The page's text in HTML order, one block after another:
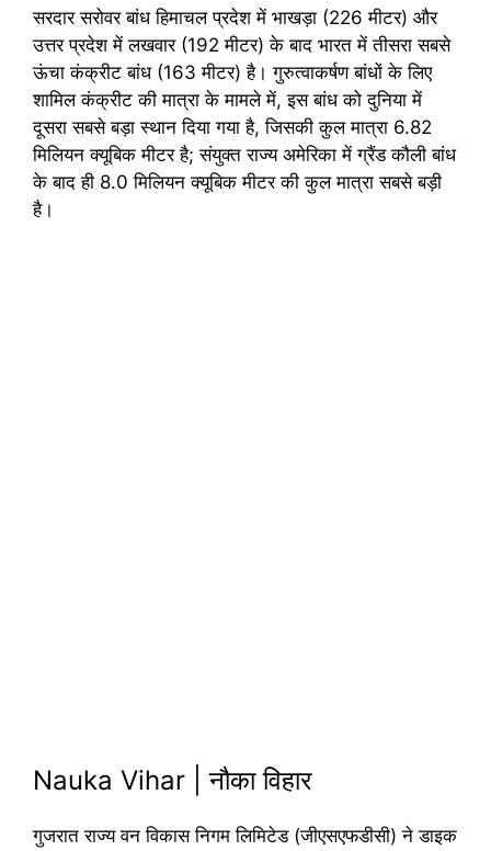
सरदार सरोवर बांध हिमाचल प्रदेश में भाखड़ा (226 मीटर) और
उत्तर प्रदेश में लखवार (192 मीटर) के बाद भारत में तीसरा सबसे
ऊंचा कंक्रीट बांध (163 मीटर) है। गुरुत्वाकर्षण बांधों के लिए
शामिल कंक्रीट की मात्रा के मामले में, इस बांध को दुनिया में
दूसरा सबसे बड़ा स्थान दिया गया है, जिसकी कुल मात्रा 6.82
मिलियन क्यूबिक मीटर है; संयुक्त राज्य अमेरिका में ग्रैंड कौली बांध
के बाद ही 8.0 मिलियन क्यूबिक मीटर की कुल मात्रा सबसे बड़ी
है।
Nauka Vihar | नौका विहार
गुजरात राज्य वन विकास निगम लिमिटेड (जीएसएफडीसी) ने डाइक